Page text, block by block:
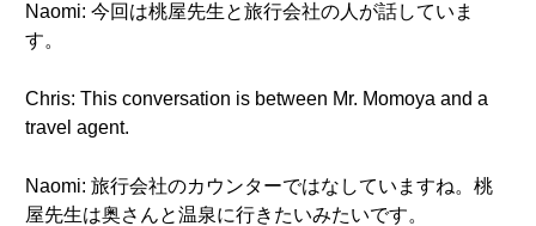
Naomi: 今回は桃屋先生と旅行会社の人が話していま
す。
Chris: This conversation is between Mr. Momoya and a
travel agent.
Naomi: 旅行会社のカウンターではなしていますね。桃
屋先生は奥さんと温泉に行きたいみたいです。